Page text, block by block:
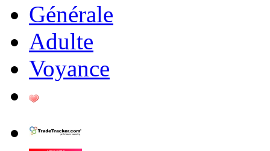
Générale
Adulte
Voyance